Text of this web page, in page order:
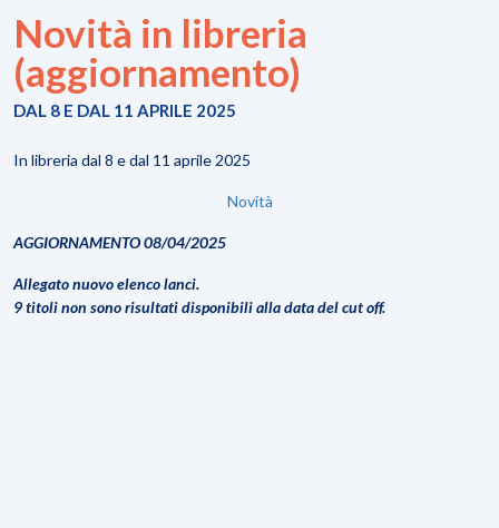
Novità in libreria
(aggiornamento)
DAL 8 E DAL 11 APRILE 2025
In libreria dal 8 e dal 11 aprile 2025
Novità
AGGIORNAMENTO 08/04/2025
Allegato nuovo elenco lanci.
9 titoli non sono risultati disponibili alla data del cut off.